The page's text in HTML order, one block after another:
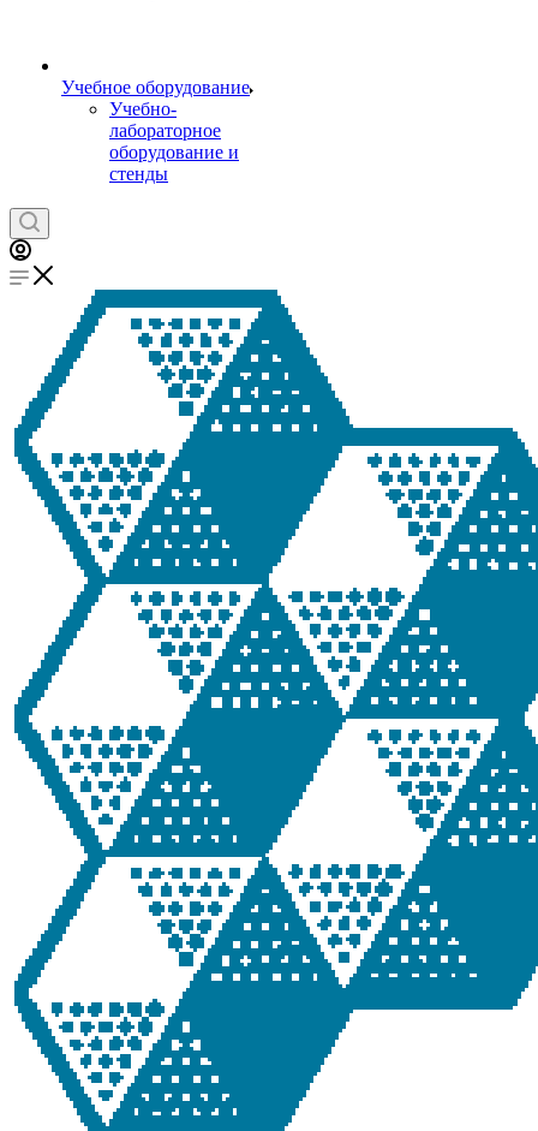
Учебное оборудование
Учебно-
лабораторное
оборудование и
стенды